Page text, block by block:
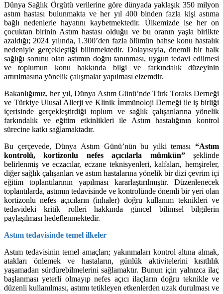
Dünya Sağlık Örgütü verilerine göre dünyada yaklaşık 350 milyon
astım hastası bulunmakta ve her yıl 400 binden fazla kişi astıma
bağlı nedenlerle hayatını kaybetmektedir. Ülkemizde ise her on
çocuktan birinin Astım hastası olduğu ve bu oranın yaşla birlikte
azaldığı; 2024 yılında, 1.300’den fazla ölümün bahse konu hastalık
nedeniyle gerçekleştiği bilinmektedir. Dolayısıyla, önemli bir halk
sağlığı sorunu olan astımın doğru tanınması, uygun tedavi edilmesi
ve toplumun konu hakkında bilgi ve farkındalık düzeyinin
artırılmasına yönelik çalışmalar yapılması elzemdir.
Bakanlığımız, her yıl, Dünya Astım Günü’nde Türk Toraks Derneği
ve Türkiye Ulusal Allerji ve Klinik İmmünoloji Derneği ile iş birliği
içerisinde gerçekleştirdiği toplum ve sağlık çalışanlarına yönelik
farkındalık ve eğitim etkinlikleri ile Astım hastalığının kontrol
sürecine katkı sağlamaktadır.
Bu çerçevede, Dünya Astım Günü’nün bu yılki teması “Astım
kontrolü, kortizonlu nefes açıcılarla mümkün”şeklinde
belirlenmiş ve eczacılar, eczane teknisyenleri, kalfaları, hemşireler,
diğer sağlık çalışanları ve astım hastalarına yönelik bir dizi çevrim içi
eğitim toplantılarının yapılması kararlaştırılmıştır. Düzenlenecek
toplantılarda, astımın tedavisinde ve kontrolünde önemli bir yeri olan
kortizonlu nefes açıcıların (inhaler) doğru kullanım teknikleri ve
tedavideki kritik rolleri hakkında güncel bilimsel bilgilerin
paylaşılması hedeflenmektedir.
Astım tedavisinde temel ilkeler
Astım tedavisinin temel amaçları; yakınmaları kontrol altına almak,
atakları önlemek ve hastaların, günlük aktivitelerini kısıtlılık
yaşamadan sürdürebilmelerini sağlamaktır. Bunun için yalnızca ilaç
başlanması yeterli olmayıp nefes açıcı ilaçların doğru teknikle ve
düzenli kullanılması, astımı tetikleyen etkenlerden uzak durulması ve